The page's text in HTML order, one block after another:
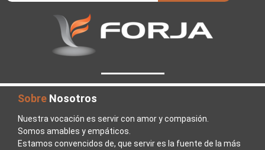
Sobre Nosotros
Nuestra vocación es servir con amor y compasión.
Somos amables y empáticos.
Estamos convencidos de, que servir es la fuente de la más